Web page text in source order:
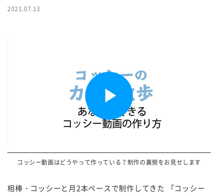
2021.07.13
Play
Video
コッシー動画はどうやって作っている？制作の裏側をお見せします
相棒・コッシーと月2本ペースで制作してきた 「コッシー